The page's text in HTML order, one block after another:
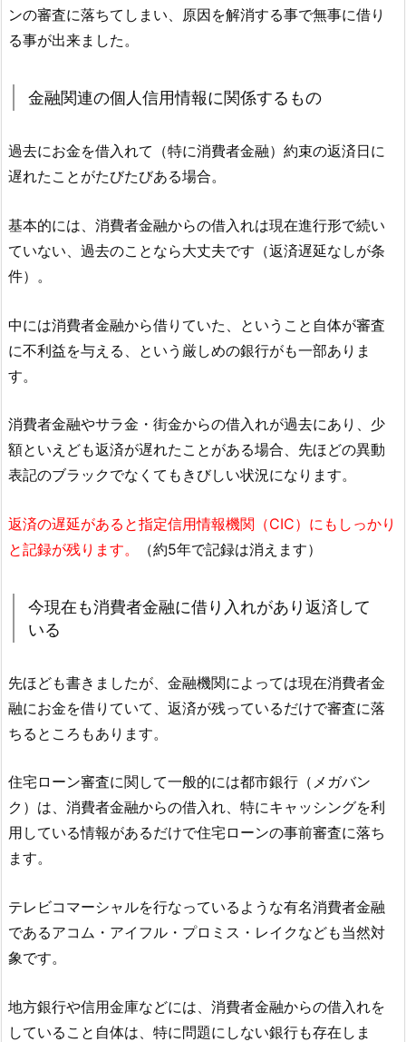
ンの審査に落ちてしまい、原因を解消する事で無事に借り
る事が出来ました。
金融関連の個人信用情報に関係するもの
過去にお金を借入れて（特に消費者金融）約束の返済日に
遅れたことがたびたびある場合。
基本的には、消費者金融からの借入れは現在進行形で続い
ていない、過去のことなら大丈夫です（返済遅延なしが条
件）。
中には消費者金融から借りていた、ということ自体が審査
に不利益を与える、という厳しめの銀行がも一部ありま
す。
消費者金融やサラ金・街金からの借入れが過去にあり、少
額といえども返済が遅れたことがある場合、先ほどの異動
表記のブラックでなくてもきびしい状況になります。
返済の遅延があると指定信用情報機関（CIC）にもしっかり
と記録が残ります。
（約5年で記録は消えます）
今現在も消費者金融に借り入れがあり返済して
いる
先ほども書きましたが、金融機関によっては現在消費者金
融にお金を借りていて、返済が残っているだけで審査に落
ちるところもあります。
住宅ローン審査に関して一般的には都市銀行（メガバン
ク）は、消費者金融からの借入れ、特にキャッシングを利
用している情報があるだけで住宅ローンの事前審査に落ち
ます。
テレビコマーシャルを行なっているような有名消費者金融
であるアコム・アイフル・プロミス・レイクなども当然対
象です。
地方銀行や信用金庫などには、消費者金融からの借入れを
していること自体は、特に問題にしない銀行も存在しま